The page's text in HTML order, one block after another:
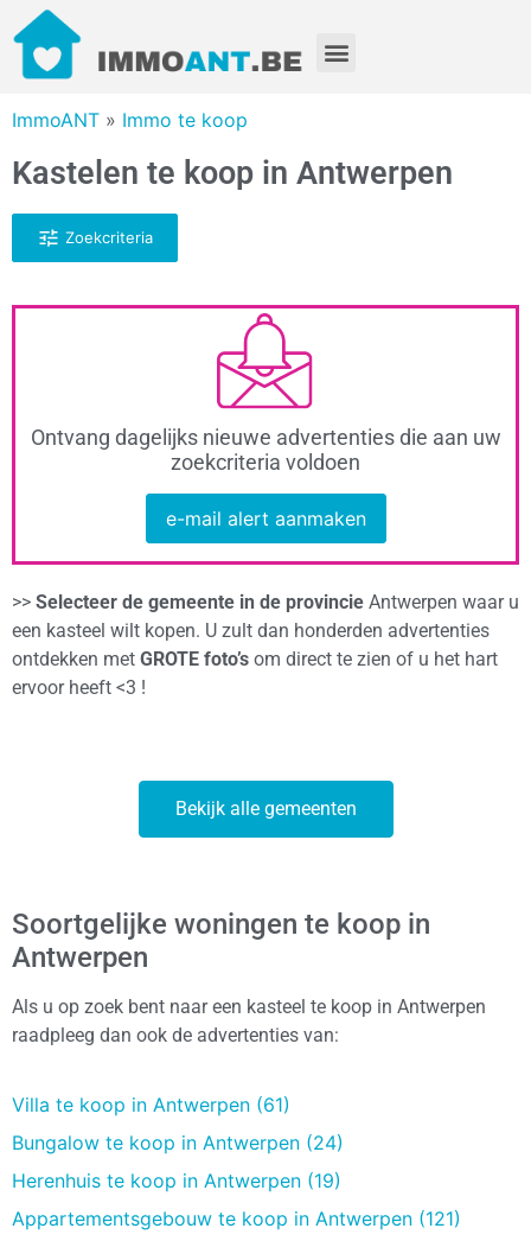
ImmoANT » Immo te koop
Kastelen te koop in Antwerpen
Zoekcriteria
Ontvang dagelijks nieuwe advertenties die aan uw
zoekcriteria voldoen
e-mail alert aanmaken
>> Selecteer de gemeente in de provincie Antwerpen waar u
een kasteel wilt kopen. U zult dan honderden advertenties
ontdekken met GROTE foto’s om direct te zien of u het hart
ervoor heeft <3 !
Bekijk alle gemeenten
Soortgelijke woningen te koop in
Antwerpen
Als u op zoek bent naar een kasteel te koop in Antwerpen
raadpleeg dan ook de advertenties van:
Villa te koop in Antwerpen (61)
Bungalow te koop in Antwerpen (24)
Herenhuis te koop in Antwerpen (19)
Appartementsgebouw te koop in Antwerpen (121)